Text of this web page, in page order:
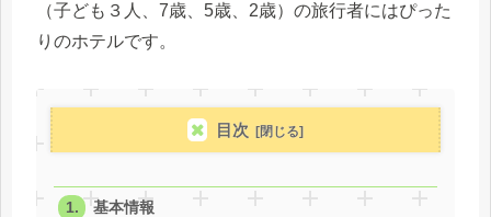
（子ども３人、7歳、5歳、2歳）の旅行者にはぴった
りのホテルです。
目次
基本情報